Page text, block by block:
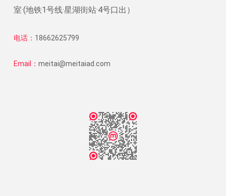
室·(地铁1号线·星湖街站·4号口出）
电话： 18662625799
Email： meitai@meitaiad.com